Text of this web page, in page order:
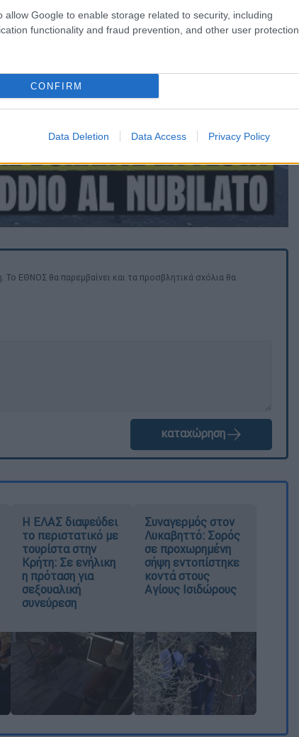
allow Google to enable storage related to security, including
functionality and fraud prevention, and other user protection.
CONFIRM
Data Deletion Data Access Privacy Policy
video
ΕΘΝΟΣ θα παρεμβαίνει και τα προσβλητικά σχόλια θα
καταχώρηση
Η ΕΛΑΣ διαψεύδει
το περιστατικό με
τουρίστα στην
Κρήτη: Σε ενήλικη
η πρόταση για
σεξουαλική
συνεύρεση
Συναγερμός στον
Λυκαβηττό: Σορός
σε προχωρημένη
σήψη εντοπίστηκε
κοντά στους
Αγίους Ισιδώρους